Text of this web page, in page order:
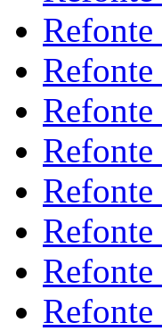
Refonte
Refonte
Refonte
Refonte
Refonte
Refonte
Refonte
Refonte